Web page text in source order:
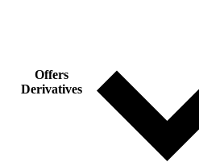
Offers
Derivatives